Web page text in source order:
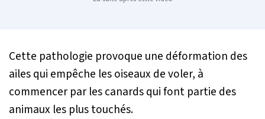
Cette pathologie provoque une déformation des
ailes qui empêche les oiseaux de voler, à
commencer par les canards qui font partie des
animaux les plus touchés.